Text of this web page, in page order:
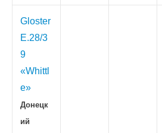
Gloster
E.28/3
9
«Whittl
e»
Донецк
ий